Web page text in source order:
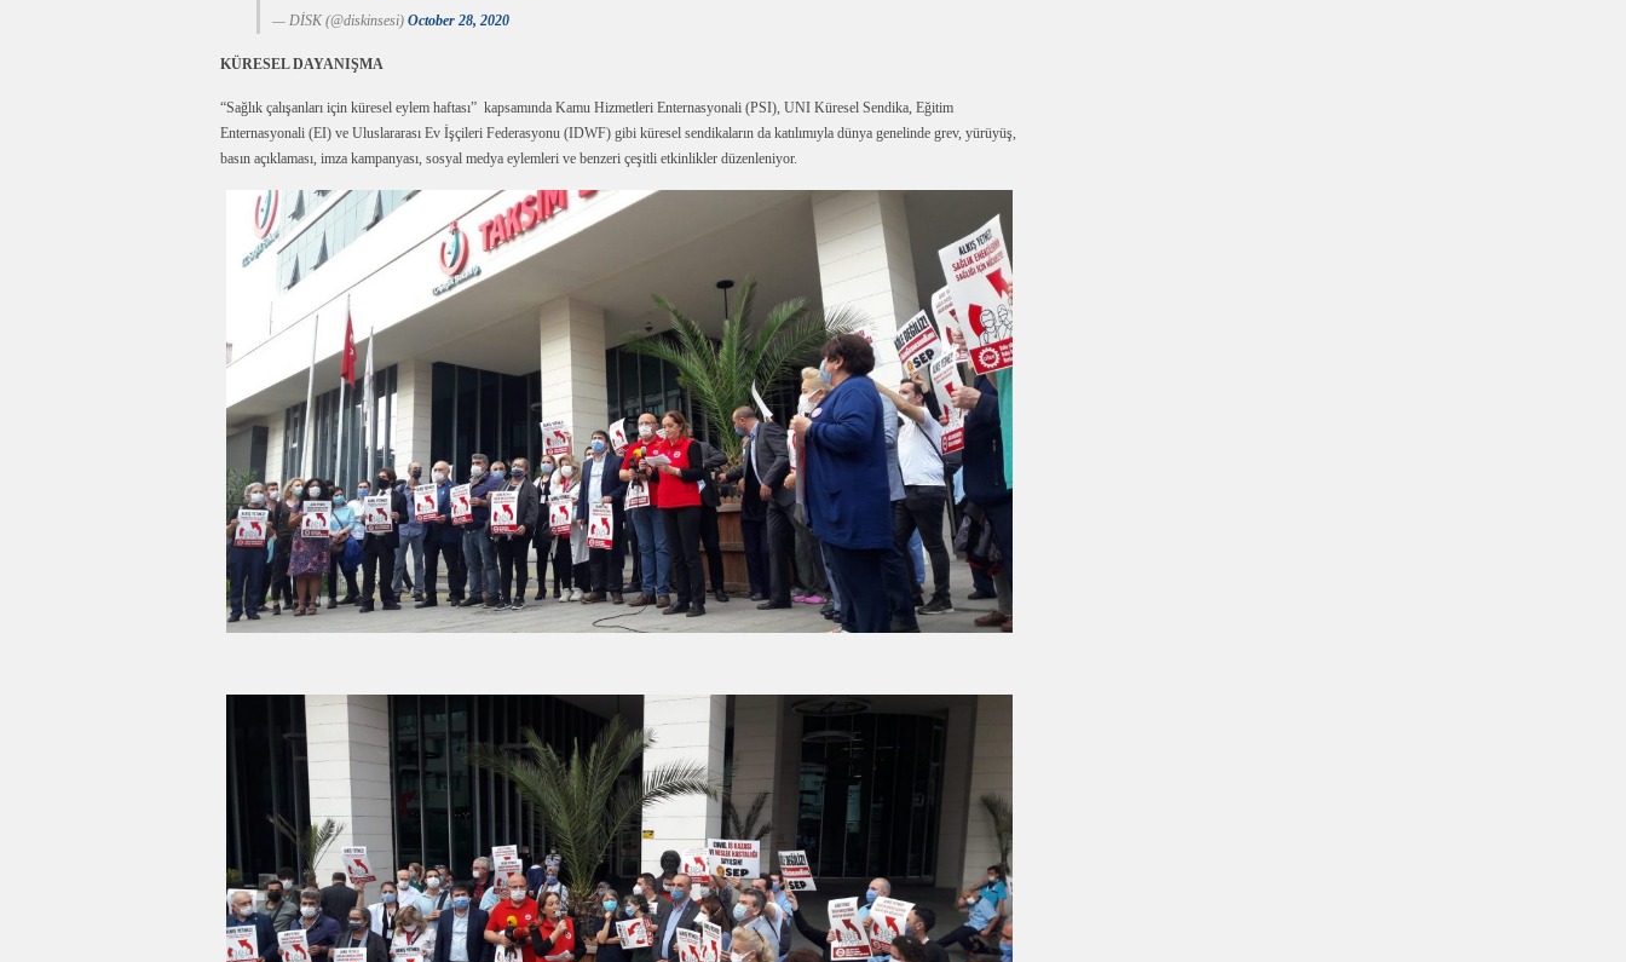
— DİSK (@diskinsesi) October 28, 2020
KÜRESEL DAYANIŞMA
“Sağlık çalışanları için küresel eylem haftası” kapsamında Kamu Hizmetleri Enternasyonali (PSI), UNI Küresel Sendika, Eğitim
Enternasyonali (EI) ve Uluslararası Ev İşçileri Federasyonu (IDWF) gibi küresel sendikaların da katılımıyla dünya genelinde grev, yürüyüş,
basın açıklaması, imza kampanyası, sosyal medya eylemleri ve benzeri çeşitli etkinlikler düzenleniyor.